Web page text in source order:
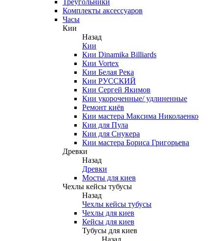
Треугольники
Комплекты аксессуаров
Часы
Кии
Назад
Кии
Кии Dinamika Billiards
Кии Vortex
Кии Белая Река
Кии РУССКИЙ
Кии Сергей Якимов
Кии укороченные/ удлиненные
Ремонт киёв
Кии мастера Максима Николаенко
Кии для Пула
Кии для Снукера
Кии мастера Бориса Григорьева
Древки
Назад
Древки
Мосты для киев
Чехлы кейсы тубусы
Назад
Чехлы кейсы тубусы
Чехлы для киев
Кейсы для киев
Тубусы для киев
Назад